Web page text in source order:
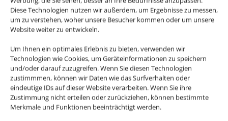
Diese Technologien nutzen wir außerdem, um Ergebnisse zu messen,
um zu verstehen, woher unsere Besucher kommen oder um unsere
Website weiter zu entwickeln.
Um Ihnen ein optimales Erlebnis zu bieten, verwenden wir
Technologien wie Cookies, um Geräteinformationen zu speichern
und/oder darauf zuzugreifen. Wenn Sie diesen Technologien
zustimmmen, können wir Daten wie das Surfverhalten oder
eindeutige IDs auf dieser Website verarbeiten. Wenn Sie ihre
Zustimmung nicht erteilen oder zurückziehen, können bestimmte
Merkmale und Funktionen beeinträchtigt werden.
Öffnungszeiten